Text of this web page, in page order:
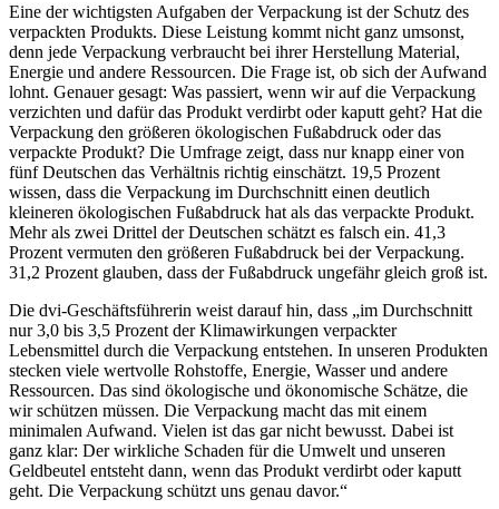
Eine der wichtigsten Aufgaben der Verpackung ist der Schutz des
verpackten Produkts. Diese Leistung kommt nicht ganz umsonst,
denn jede Verpackung verbraucht bei ihrer Herstellung Material,
Energie und andere Ressourcen. Die Frage ist, ob sich der Aufwand
lohnt. Genauer gesagt: Was passiert, wenn wir auf die Verpackung
verzichten und dafür das Produkt verdirbt oder kaputt geht? Hat die
Verpackung den größeren ökologischen Fußabdruck oder das
verpackte Produkt? Die Umfrage zeigt, dass nur knapp einer von
fünf Deutschen das Verhältnis richtig einschätzt. 19,5 Prozent
wissen, dass die Verpackung im Durchschnitt einen deutlich
kleineren ökologischen Fußabdruck hat als das verpackte Produkt.
Mehr als zwei Drittel der Deutschen schätzt es falsch ein. 41,3
Prozent vermuten den größeren Fußabdruck bei der Verpackung.
31,2 Prozent glauben, dass der Fußabdruck ungefähr gleich groß ist.
Die dvi-Geschäftsführerin weist darauf hin, dass „im Durchschnitt
nur 3,0 bis 3,5 Prozent der Klimawirkungen verpackter
Lebensmittel durch die Verpackung entstehen. In unseren Produkten
stecken viele wertvolle Rohstoffe, Energie, Wasser und andere
Ressourcen. Das sind ökologische und ökonomische Schätze, die
wir schützen müssen. Die Verpackung macht das mit einem
minimalen Aufwand. Vielen ist das gar nicht bewusst. Dabei ist
ganz klar: Der wirkliche Schaden für die Umwelt und unseren
Geldbeutel entsteht dann, wenn das Produkt verdirbt oder kaputt
geht. Die Verpackung schützt uns genau davor.“